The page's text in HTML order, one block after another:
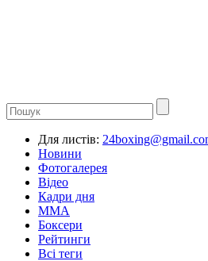
Для листів:
Новини
Фотогалерея
Відео
Кадри дня
ММА
Боксери
Рейтинги
Всі теги